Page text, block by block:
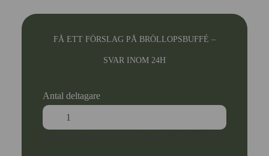
FÅ ETT FÖRSLAG PÅ BRÖLLOPSBUFFÉ –
SVAR INOM 24H
Antal deltagare